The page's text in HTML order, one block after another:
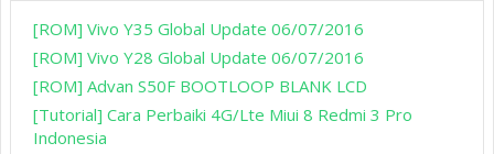
[ROM] Vivo Y35 Global Update 06/07/2016
[ROM] Vivo Y28 Global Update 06/07/2016
[ROM] Advan S50F BOOTLOOP BLANK LCD
[Tutorial] Cara Perbaiki 4G/Lte Miui 8 Redmi 3 Pro
Indonesia